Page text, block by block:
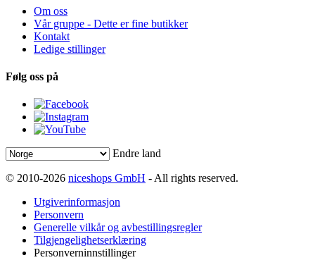
Om oss
Vår gruppe - Dette er fine butikker
Kontakt
Ledige stillinger
Følg oss på
Endre land
© 2010-2026 niceshops GmbH - All rights reserved.
Utgiverinformasjon
Personvern
Generelle vilkår og avbestillingsregler
Tilgjengelighetserklæring
Personverninnstillinger